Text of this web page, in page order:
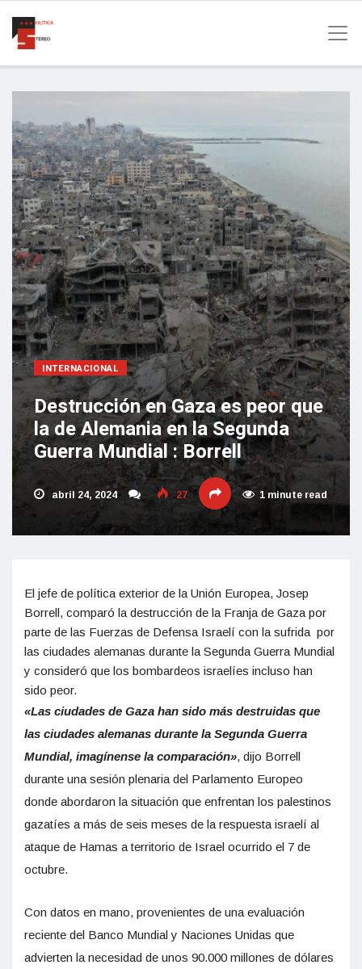
INTERNACIONAL
Destrucción en Gaza es peor que
la de Alemania en la Segunda
Guerra Mundial : Borrell
abril 24, 2024 27 1 minute read
El jefe de política exterior de la Unión Europea, Josep
Borrell, comparó la destrucción de la Franja de Gaza por
parte de las Fuerzas de Defensa Israelí con la sufrida por
las ciudades alemanas durante la Segunda Guerra Mundial
y consideró que los bombardeos israelíes incluso han
sido peor.
«Las ciudades de Gaza han sido más destruidas que
las ciudades alemanas durante la Segunda Guerra
Mundial, imagínense la comparación», dijo Borrell
durante una sesión plenaria del Parlamento Europeo
donde abordaron la situación que enfrentan los palestinos
gazatíes a más de seis meses de la respuesta israelí al
ataque de Hamas a territorio de Israel ocurrido el 7 de
octubre.
Con datos en mano, provenientes de una evaluación
reciente del Banco Mundial y Naciones Unidas que
advierten la necesidad de unos 90.000 millones de dólares